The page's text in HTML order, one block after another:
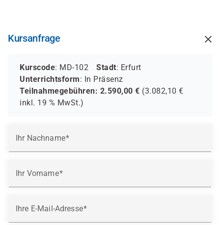
Kursanfrage
Kurscode: MD-102 Stadt: Erfurt
Unterrichtsform: In Präsenz
Teilnahmegebühren: 2.590,00 € (3.082,10 €
inkl. 19 % MwSt.)
Ihr Nachname
Ihr Vorname
Ihre E-Mail-Adresse